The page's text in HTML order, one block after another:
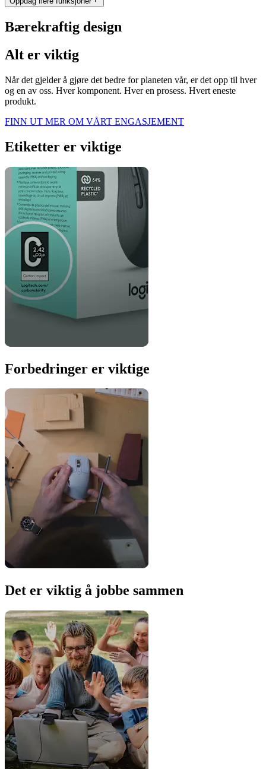
Bærekraftig design
Alt er viktig
Når det gjelder å gjøre det bedre for planeten vår, er det opp til hver
og en av oss. Hver komponent. Hver en prosess. Hvert eneste
produkt.
FINN UT MER OM VÅRT ENGASJEMENT
Etiketter er viktige
Forbedringer er viktige
Det er viktig å jobbe sammen